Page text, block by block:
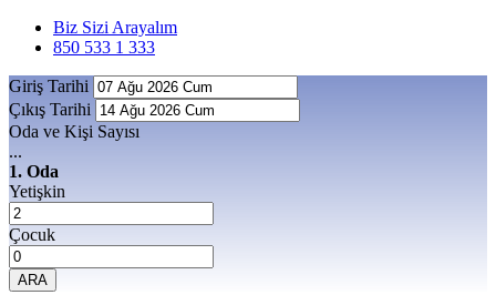
Biz Sizi Arayalım
850 533 1 333
Giriş Tarihi
Çıkış Tarihi
Oda ve Kişi Sayısı
...
1. Oda
Yetişkin
Çocuk
ARA